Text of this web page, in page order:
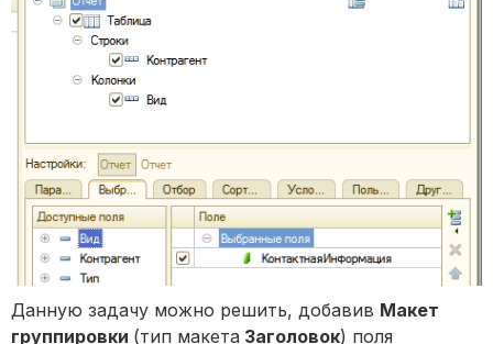
Данную задачу можно решить, добавив Макет
группировки (тип макета Заголовок) поля